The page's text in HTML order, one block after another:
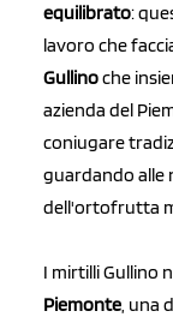
equilibrato:
lavoro che
Gullinoche
azienda del
coniugare
guardando alle
dell'ortofrutta
I mirtilli Gullino
Piemonte, una